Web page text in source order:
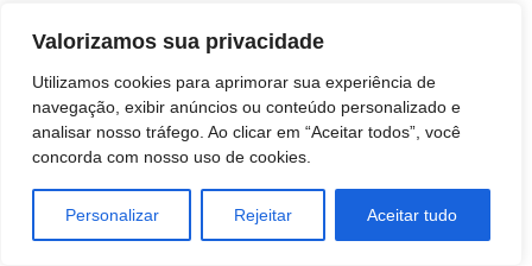
Valorizamos sua privacidade
Utilizamos cookies para aprimorar sua experiência de
navegação, exibir anúncios ou conteúdo personalizado e
analisar nosso tráfego. Ao clicar em “Aceitar todos”, você
concorda com nosso uso de cookies.
Personalizar Rejeitar Aceitar tudo
BOTUCATU
Bokermann, de Botucatu, conquista vaga
em um dos maiores festivais de dança
do mundo
Botucatu: Obituário 08 de agosto de
2026